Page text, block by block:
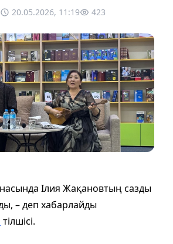
20.05.2026, 11:19 423
Ілия Жақановтың сазды
– деп хабарлайды
тілшісі.